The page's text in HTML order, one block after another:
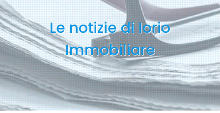
Le notizie di Iorio
Immobiliare